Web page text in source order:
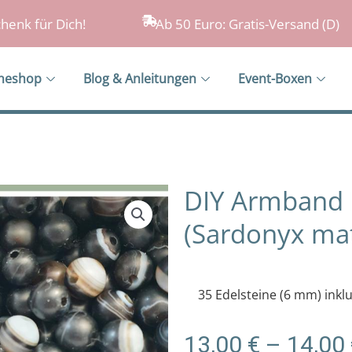
für Dich! Ab 50 Euro: Gratis-Versand (D)
Blog & Anleitungen Event-Boxen
DIY
(Sardonyx
35 Edelsteine (6 mm)
13,00 € – 14,00